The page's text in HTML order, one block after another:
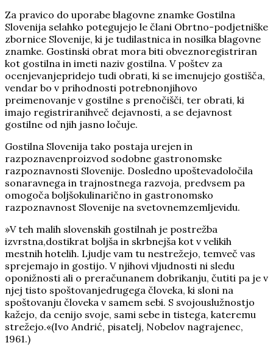
Za pravico do uporabe blagovne znamke Gostilna
Slovenija selahko potegujejo le člani Obrtno-podjetniške
zbornice Slovenije, ki je tudilastnica in nosilka blagovne
znamke. Gostinski obrat mora biti obveznoregistriran
kot gostilna in imeti naziv gostilna. V poštev za
ocenjevanjepridejo tudi obrati, ki se imenujejo gostišča,
vendar bo v prihodnosti potrebnonjihovo
preimenovanje v gostilne s prenočišči, ter obrati, ki
imajo registriranihveč dejavnosti, a se dejavnost
gostilne od njih jasno ločuje.
Gostilna Slovenija tako postaja urejen in
razpoznavenproizvod sodobne gastronomske
razpoznavnosti Slovenije. Dosledno upoštevadoločila
sonaravnega in trajnostnega razvoja, predvsem pa
omogoča boljšokulinarično in gastronomsko
razpoznavnost Slovenije na svetovnemzemljevidu.
»V teh malih slovenskih gostilnah je postrežba
izvrstna,dostikrat boljša in skrbnejša kot v velikih
mestnih hotelih. Ljudje vam tu nestrežejo, temveč vas
sprejemajo in gostijo. V njihovi vljudnosti ni sledu
oponižnosti ali o preračunanem dobrikanju, čutiti pa je v
njej tisto spoštovanjedrugega človeka, ki sloni na
spoštovanju človeka v samem sebi. S svojouslužnostjo
kažejo, da cenijo svoje, sami sebe in tistega, kateremu
strežejo.«(Ivo Andrić, pisatelj, Nobelov nagrajenec,
1961.)